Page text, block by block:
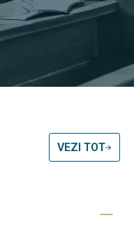
VEZI TOT